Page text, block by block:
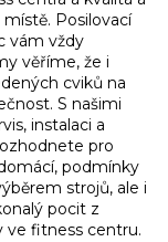
Posilovací
vám vždy
věříme, že i
cviků na
S našimi
instalaci a
pro
podmínky
strojů, ale i
pocit z
ve fitness centru.